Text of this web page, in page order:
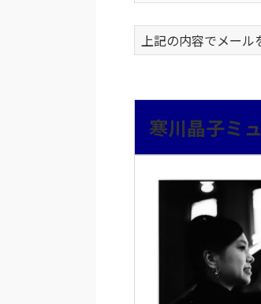
上記の内容でメール
寒川晶子ミ